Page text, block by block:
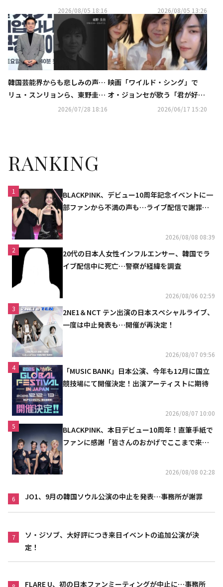
スンリョンら俳優も恋しさ吐露
2026/08/05 18:16
光」制作発表会に出席2026/08/05 13:26
韓国芸能界からも悲しみの声…
リュ・スンリョンら、東野圭吾
2026/07/28 18:16
映画「ワイルド・シング」で
オ・ジョンセが歌う「君が好
き」が大バズリ！人気俳優やア
2026/06/17 15:20
RANKING
1
BLACKPINK、デビュー10周年記念イベントに一
部ファンから不満の声も…ライブ配信で謝罪
2026/08/08 08:39
2
20代の日本人女性インフルエンサー、韓国でラ
イブ配信中に死亡…警察が経緯を調査
2026/08/06 02:59
3
2NE1＆NCT テン出演の日本スペシャルライブ、
一度は中止発表も…開催が再決定！
2026/08/07 09:56
4
「MUSIC BANK」日本公演、今年も12月に国立
競技場にて開催決定！出演アーティストに期待
2026/08/07 10:00
5
BLACKPINK、本日デビュー10周年！直筆手紙で
ファンに感謝「皆さんのおかげでここまで来ら
2026/08/08 02:28
6 JO1、9月の韓国ソウル公演の中止を発表…事務所が謝罪
7
ソ・ジソブ、大好評につき来日イベントの追加公演が決
定！
FLARE U、初の日本ファンミーティングが中止に…事務所